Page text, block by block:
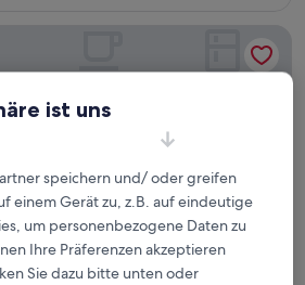
ist uns
speichern und/ oder greifen
einem Gerät zu, z.B. auf eindeutige
um personenbezogene Daten zu
Ihre Präferenzen akzeptieren
Sie dazu bitte unten oder